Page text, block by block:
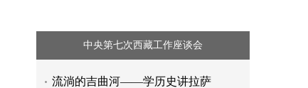
中央第七次西藏工作座谈会
流淌的吉曲河——学历史讲拉萨